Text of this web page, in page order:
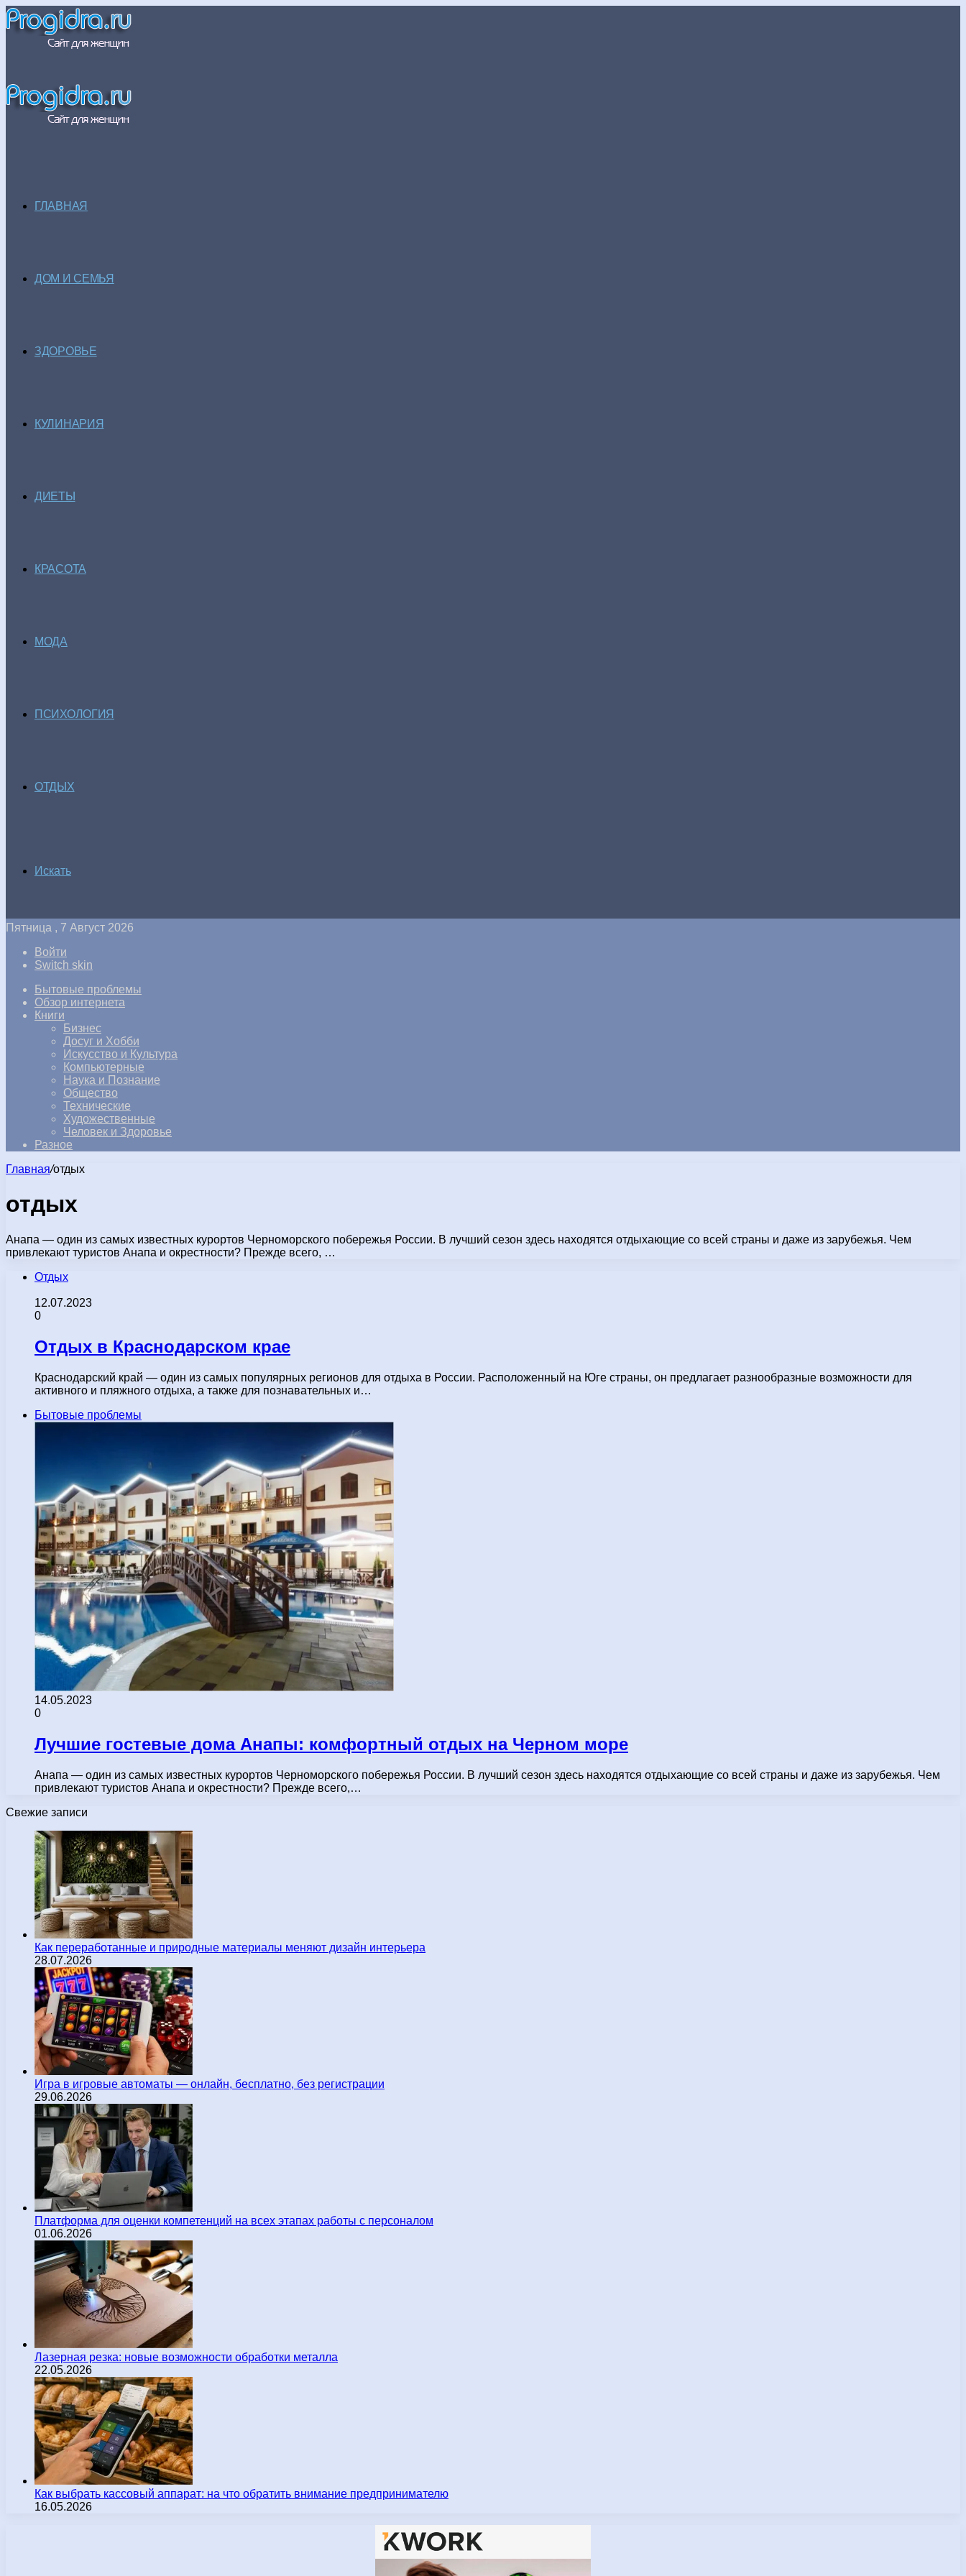
ГЛАВНАЯ
ДОМ И СЕМЬЯ
ЗДОРОВЬЕ
КУЛИНАРИЯ
ДИЕТЫ
КРАСОТА
МОДА
ПСИХОЛОГИЯ
ОТДЫХ
Искать
Пятница , 7 Август 2026
Войти
Switch skin
Бытовые проблемы
Обзор интернета
Книги
Бизнес
Досуг и Хобби
Искусство и Культура
Компьютерные
Наука и Познание
Общество
Технические
Художественные
Человек и Здоровье
Разное
Главная/отдых
отдых
Анапа — один из самых известных курортов Черноморского побережья России. В лучший сезон здесь находятся отдыхающие со всей страны и даже из зарубежья. Чем
привлекают туристов Анапа и окрестности? Прежде всего, …
Отдых
12.07.2023
0
Отдых в Краснодарском крае
Краснодарский край — один из самых популярных регионов для отдыха в России. Расположенный на Юге страны, он предлагает разнообразные возможности для
активного и пляжного отдыха, а также для познавательных и…
Бытовые проблемы
14.05.2023
0
Лучшие гостевые дома Анапы: комфортный отдых на Черном море
Анапа — один из самых известных курортов Черноморского побережья России. В лучший сезон здесь находятся отдыхающие со всей страны и даже из зарубежья. Чем
привлекают туристов Анапа и окрестности? Прежде всего,…
Свежие записи
Как переработанные и природные материалы меняют дизайн интерьера
28.07.2026
Игра в игровые автоматы — онлайн, бесплатно, без регистрации
29.06.2026
Платформа для оценки компетенций на всех этапах работы с персоналом
01.06.2026
Лазерная резка: новые возможности обработки металла
22.05.2026
Как выбрать кассовый аппарат: на что обратить внимание предпринимателю
16.05.2026